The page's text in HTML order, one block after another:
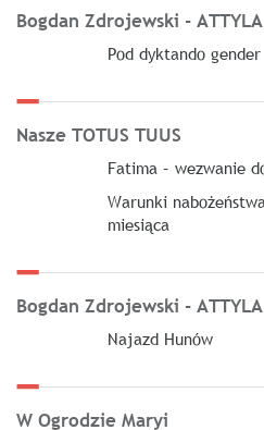
Bogdan Zdrojewski - ATTYLA
Pod dyktando gender
Nasze TOTUS TUUS
Fatima – wezwanie
Warunki
miesiąca
Bogdan Zdrojewski - ATTYLA
Najazd Hunów
W Ogrodzie Maryi